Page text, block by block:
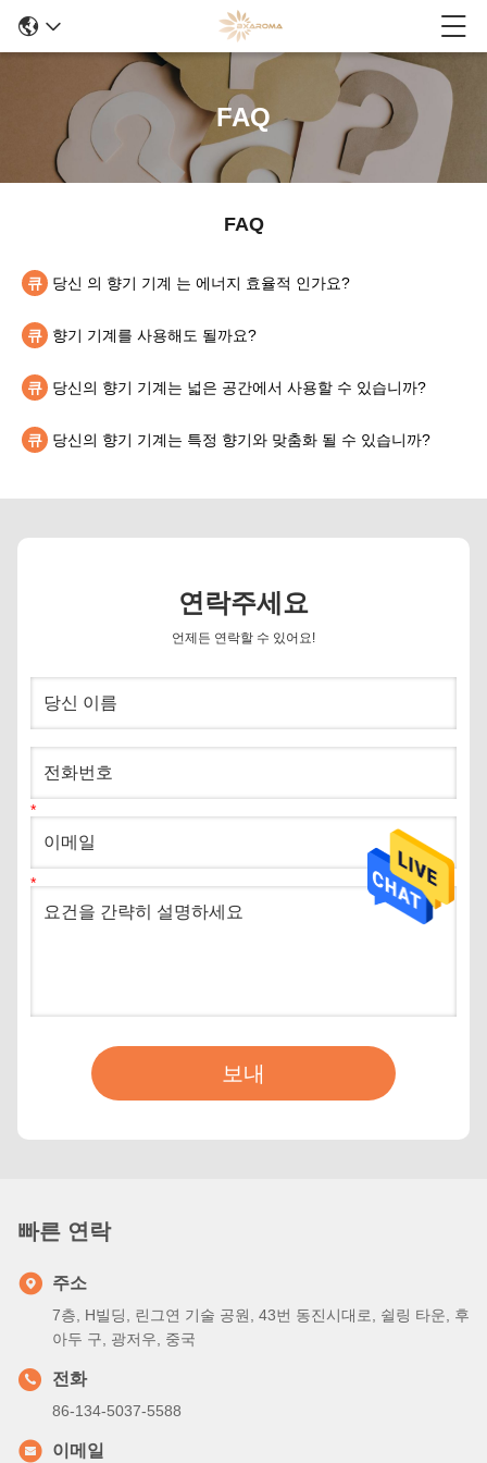
FAQ
FAQ
큐 당신 의 향기 기계 는 에너지 효율적 인가요?
큐 향기 기계를 사용해도 될까요?
큐 당신의 향기 기계는 넓은 공간에서 사용할 수 있습니까?
큐 당신의 향기 기계는 특정 향기와 맞춤화 될 수 있습니까?
연락주세요
언제든 연락할 수 있어요!
보내
빠른 연락
주소
7층, H빌딩, 린그연 기술 공원, 43번 동진시대로, 쉴링 타운, 후
아두 구, 광저우, 중국
전화
86-134-5037-5588
이메일